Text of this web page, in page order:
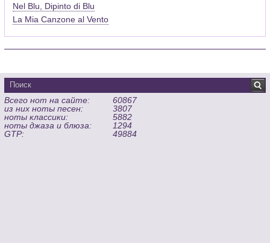
Nel Blu, Dipinto di Blu
La Mia Canzone al Vento
Всего нот на сайте:
60867
из них ноты песен:
3807
ноты классики:
5882
ноты джаза и блюза:
1294
GTP:
49884